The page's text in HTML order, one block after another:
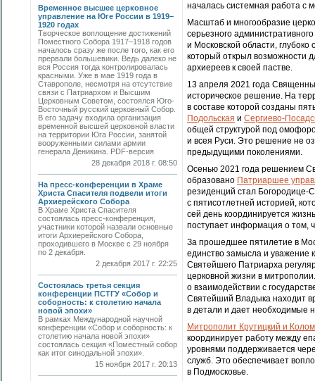
Временное высшее церковное
управление на Юге России в 1919–
1920 годах
Творческое воплощение достижений
Поместного Собора 1917–1918 годов
началось сразу же после того, как его
прервали большевики. Ведь далеко не
вся Россия тогда контролировалась
красными. Уже в мае 1919 года в
Ставрополе, несмотря на отсутствие
связи с Патриархом и Высшим
Церковным Советом, состоялся Юго-
Восточный русский церковный Собор.
В его задачу входила организация
временной высшей церковной власти
на территории Юга России, занятой
вооруженными силами армии
генерала Деникина. PDF-версия
28 декабря 2018 г. 08:50
На пресс-конференции в Храме
Христа Спасителя подвели итоги
Архиерейского Собора
В Храме Христа Спасителя
состоялась пресс-конференция,
участники которой назвали основные
итоги Архиерейского Собора,
проходившего в Москве с 29 ноября
по 2 декабря.
2 декабря 2017 г. 22:25
Состоялась третья секция
конференции ПСТГУ «Собор и
соборность: к столетию начала
новой эпохи»
В рамках Международной научной
конференции «Собор и соборность: к
столетию начала новой эпохи»
состоялась секция «Поместный собор
как итог синодальной эпохи».
15 ноября 2017 г. 20:13
началась системная работа с
Масштаб и многообразие
серьезного
и Московской области,
который открыл возможности
архиереев к своей пастве.
13 апреля 2021 года
историческое решение. На
в составе которой созданы
Подольская и Сергиево-
общей структурой под
и всея Руси. Это решение не
предыдущими поколениями.
Осенью 2021 года решением
образовано Патриаршее
резиденций стал Богородице-
с пятисотлетней историей,
сей день координируется
поступает информация о том,
За прошедшее пятилетие в
единство замысла и уважение
Святейшего Патриарха
церковной жизни в
о взаимодействии с
Святейший Владыка находит
в детали и дает необходимые
Митрополит Крутицкий и
координирует работу между
уровнями поддерживается
служб. Это обеспечивает
в Подмосковье.